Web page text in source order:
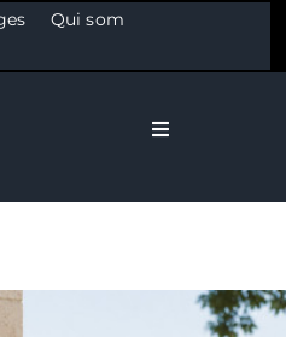
Qui som
Toggle